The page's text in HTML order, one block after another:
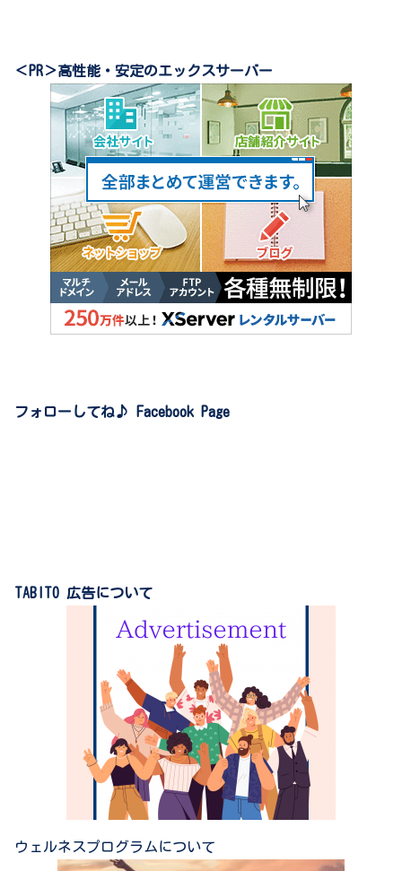
＜PR＞高性能・安定のエックスサーバー
フォローしてね♪ Facebook Page
TABITO 広告について
ウェルネスプログラムについて